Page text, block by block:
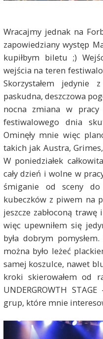
Wracajmy jednak na
zapowiedziany występ
kupiłbym biletu ;)
wejścia na teren
Skorzystałem jedynie
paskudna, deszczowa
nocna zmiana w
festiwalowego dnia
Ominęły mnie więc
takich jak Austra,
W poniedziałek
cały dzień i wolne w
śmiganie od sceny
kubeczków z piwem na
jeszcze zabłoconą
więc upewniłem się
była dobrym
można było leżeć
samej koszulce, nawet
kroki skierowałem od
UNDERGROWTH
grup, które mnie